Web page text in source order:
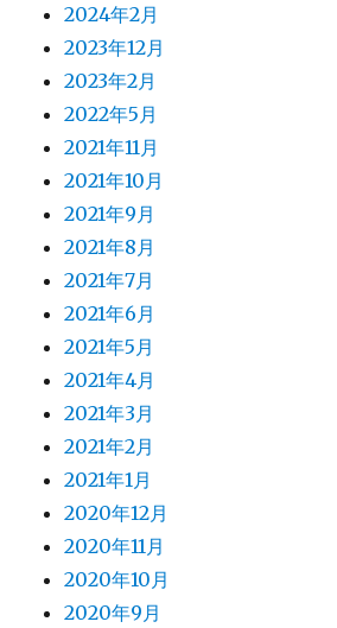
2024年2月
2023年12月
2023年2月
2022年5月
2021年11月
2021年10月
2021年9月
2021年8月
2021年7月
2021年6月
2021年5月
2021年4月
2021年3月
2021年2月
2021年1月
2020年12月
2020年11月
2020年10月
2020年9月